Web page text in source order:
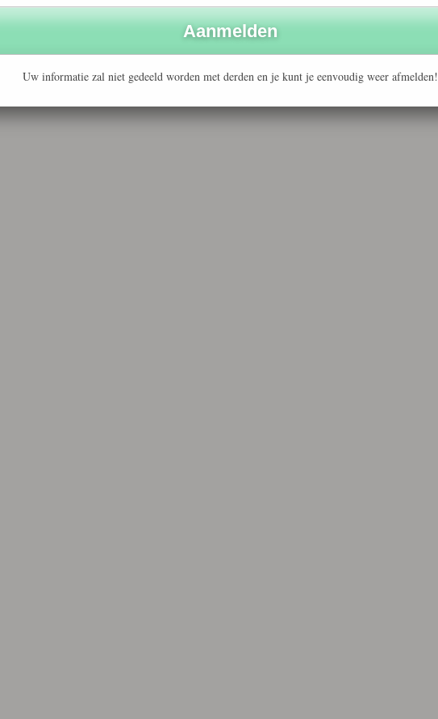
op het terrein van MVO.
Uw informatie zal niet gedeeld worden met derden en je kunt je eenvoudig weer afmelden!